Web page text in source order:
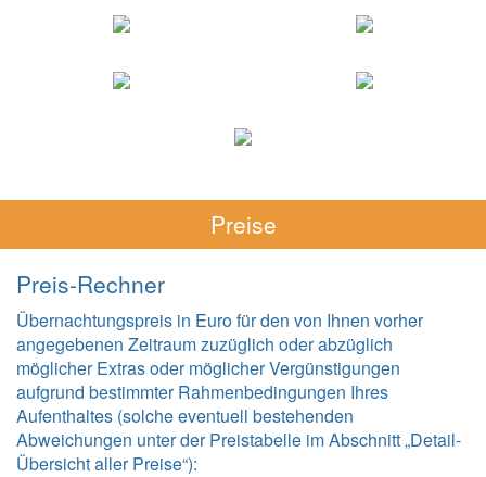
Preise
Preis-Rechner
Übernachtungspreis in Euro für den von Ihnen vorher
angegebenen Zeitraum zuzüglich oder abzüglich
möglicher Extras oder möglicher Vergünstigungen
aufgrund bestimmter Rahmenbedingungen Ihres
Aufenthaltes (solche eventuell bestehenden
Abweichungen unter der Preistabelle im Abschnitt „Detail-
Übersicht aller Preise“):